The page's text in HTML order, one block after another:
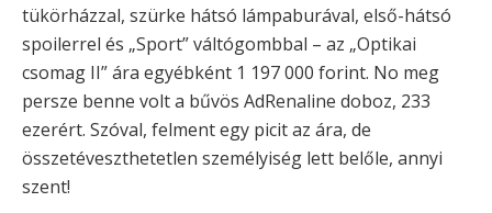
tükörházzal, szürke hátsó lámpaburával, első-hátsó
spoilerrel és „Sport” váltógombbal – az „Optikai
csomag II” ára egyébként 1 197 000 forint. No meg
persze benne volt a bűvös AdRenaline doboz, 233
ezerért. Szóval, felment egy picit az ára, de
összetéveszthetetlen személyiség lett belőle, annyi
szent!